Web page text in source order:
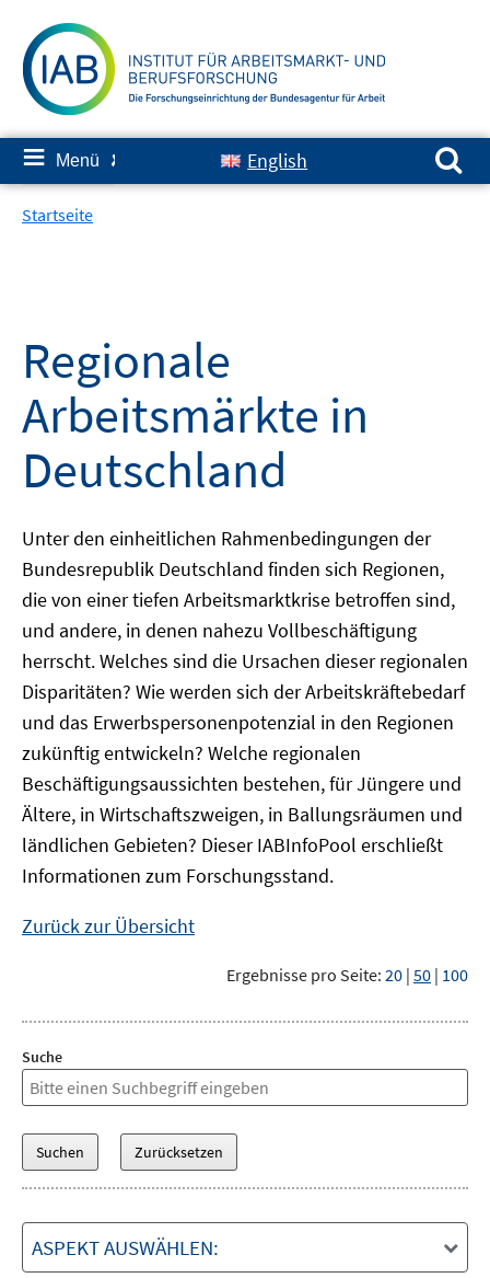
zum
Inhalt
≡ Menü ✘ English
Suchen nach:
Startseite
Regionale
Arbeitsmärkte in
Deutschland
Unter den einheitlichen Rahmenbedingungen der
Bundesrepublik Deutschland finden sich Regionen,
die von einer tiefen Arbeitsmarktkrise betroffen sind,
und andere, in denen nahezu Vollbeschäftigung
herrscht. Welches sind die Ursachen dieser regionalen
Disparitäten? Wie werden sich der Arbeitskräftebedarf
und das Erwerbspersonenpotenzial in den Regionen
zukünftig entwickeln? Welche regionalen
Beschäftigungsaussichten bestehen, für Jüngere und
Ältere, in Wirtschaftszweigen, in Ballungsräumen und
ländlichen Gebieten? DieserIABInfoPool erschließt
Informationen zum Forschungsstand.
Zurück zur Übersicht
Ergebnisse pro Seite: 20 | 50 | 100
Suche
ASPEKT AUSWÄHLEN: